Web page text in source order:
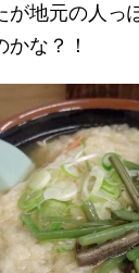
が地元の人っ
な？！